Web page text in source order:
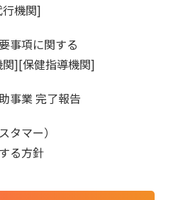
機関]
事項に関する
][保健指導機関]
事業 完了報告
タマー）
る方針